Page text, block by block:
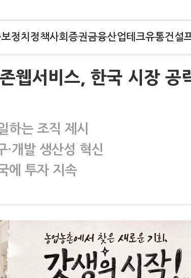
정치 정책사회 증권금융산업테크유통건설
웹서비스, 한국 시장 공
는 조직 제시
·개발 생산성 혁신
에 투자 지속